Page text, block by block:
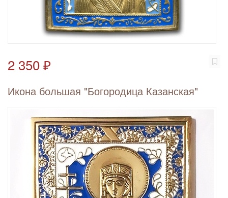
2 350 ₽
Икона большая "Богородица Казанская"